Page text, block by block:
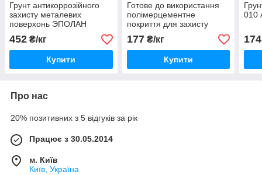
Грунт антикоррозійного
захисту металевих
поверхонь ЭПОЛАН
452 ₴/кг
Купити
Готове до використання
полімерцементне
покриття для захисту
арматури від корозії
VIMAFER-C
177₴/кг
Купити
010
174
Про нас
20% позитивних з 5 відгуків за рік
Працює з 30.05.2014
м. Київ
Київ, Україна